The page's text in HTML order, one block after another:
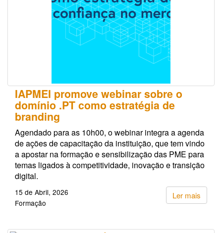
IAPMEI promove webinar sobre o
domínio .PT como estratégia de
branding
Agendado para as 10h00, o webinar integra a agenda
de ações de capacitação da instituição, que tem vindo
a apostar na formação e sensibilização das PME para
temas ligados à competitividade, inovação e transição
digital.
Ler mais
15 de Abril, 2026
Formação